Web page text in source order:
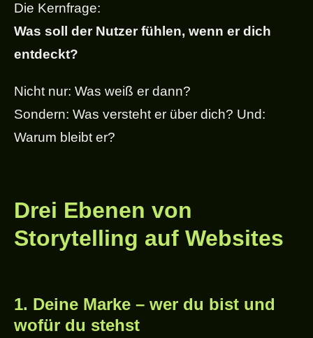
Die Kernfrage:
Was soll der Nutzer fühlen, wenn er dich
entdeckt?
Nicht nur: Was weiß er dann?
Sondern: Was versteht er über dich? Und:
Warum bleibt er?
Drei Ebenen von
Storytelling auf Websites
1. Deine Marke – wer du bist und
wofür du stehst